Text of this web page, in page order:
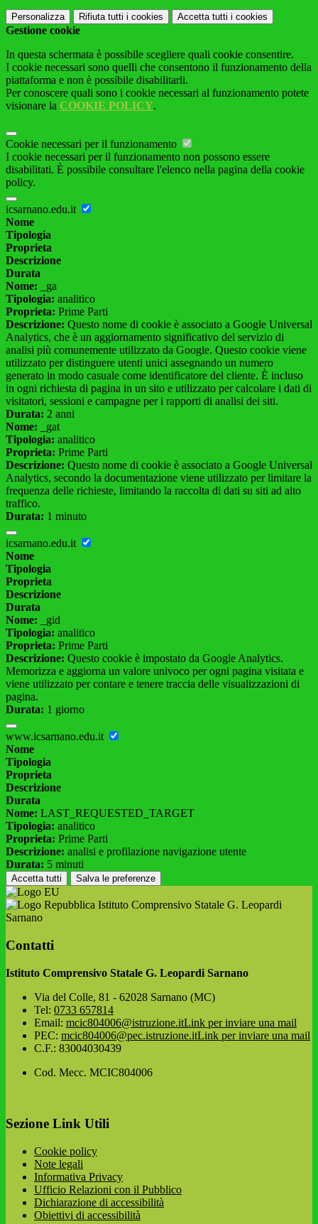
Personalizza Rifiuta tutti i cookies Accetta tutti i cookies
Gestione cookie
In questa schermata è possibile scegliere quali cookie consentire.
I cookie necessari sono quelli che consentono il funzionamento della
piattaforma e non è possibile disabilitarli.
Per conoscere quali sono i cookie necessari al funzionamento potete
visionare la COOKIE POLICY.
Cookie necessari per il funzionamento
I cookie necessari per il funzionamento non possono essere
disabilitati. È possibile consultare l'elenco nella pagina della cookie
policy.
icsarnano.edu.it
Nome
Tipologia
Proprieta
Descrizione
Durata
Nome: _ga
Tipologia: analitico
Proprieta: Prime Parti
Descrizione: Questo nome di cookie è associato a Google Universal
Analytics, che è un aggiornamento significativo del servizio di
analisi più comunemente utilizzato da Google. Questo cookie viene
utilizzato per distinguere utenti unici assegnando un numero
generato in modo casuale come identificatore del cliente. È incluso
in ogni richiesta di pagina in un sito e utilizzato per calcolare i dati di
visitatori, sessioni e campagne per i rapporti di analisi dei siti.
Durata: 2 anni
Nome: _gat
Tipologia: analitico
Proprieta: Prime Parti
Descrizione: Questo nome di cookie è associato a Google Universal
Analytics, secondo la documentazione viene utilizzato per limitare la
frequenza delle richieste, limitando la raccolta di dati su siti ad alto
traffico.
Durata: 1 minuto
icsarnano.edu.it
Nome
Tipologia
Proprieta
Descrizione
Durata
Nome: _gid
Tipologia: analitico
Proprieta: Prime Parti
Descrizione: Questo cookie è impostato da Google Analytics.
Memorizza e aggiorna un valore univoco per ogni pagina visitata e
viene utilizzato per contare e tenere traccia delle visualizzazioni di
pagina.
Durata: 1 giorno
www.icsarnano.edu.it
Nome
Tipologia
Proprieta
Descrizione
Durata
Nome: LAST_REQUESTED_TARGET
Tipologia: analitico
Proprieta: Prime Parti
Descrizione: analisi e profilazione navigazione utente
Durata: 5 minuti
Accetta tutti Salva le preferenze
Istituto Comprensivo Statale G. Leopardi
Sarnano
Contatti
Istituto Comprensivo Statale G. Leopardi Sarnano
Via del Colle, 81 - 62028 Sarnano (MC)
Tel: 0733 657814
Email: mcic804006@istruzione.itLink per inviare una mail
PEC: mcic804006@pec.istruzione.itLink per inviare una mail
C.F.: 83004030439
Cod. Mecc. MCIC804006
Sezione Link Utili
Cookie policy
Note legali
Informativa Privacy
Ufficio Relazioni con il Pubblico
Dichiarazione di accessibilità
Obiettivi di accessibilità